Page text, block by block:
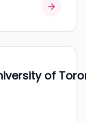
of